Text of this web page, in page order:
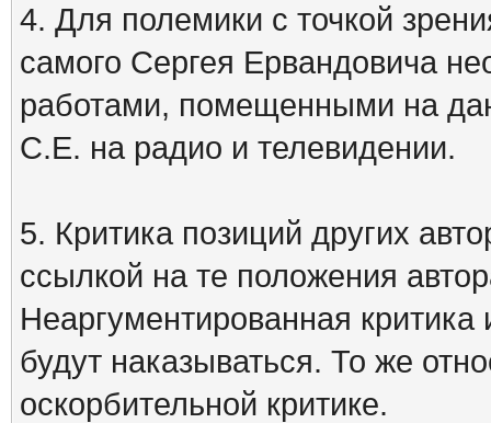
4. Для полемики с точкой
самого Сергея Ервандовича
работами, помещенными на
С.Е. на радио и телевидении.
5. Критика позиций других
ссылкой на те положения
Неаргументированная
будут наказываться. То же
оскорбительной критике.